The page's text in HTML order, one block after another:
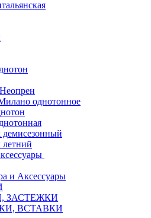
однотонное
демисезонный
летний
и Аксессуары
ЗАСТЕЖКИ
ВСТАВКИ